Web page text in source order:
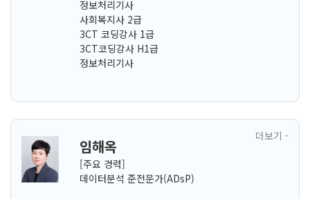
정보처리기사
사회복지사 2급
3CT 코딩강사 1급
3CT코딩강사 H1급
정보처리기사
임해옥
더보기 -
[주요 경력]
데이터분석 준전문가(ADsP)